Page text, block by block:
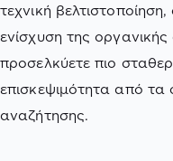
τεχνική
ενίσχυση της
προσελκύετε πιο
επισκεψιμότητα από
αναζήτησης.